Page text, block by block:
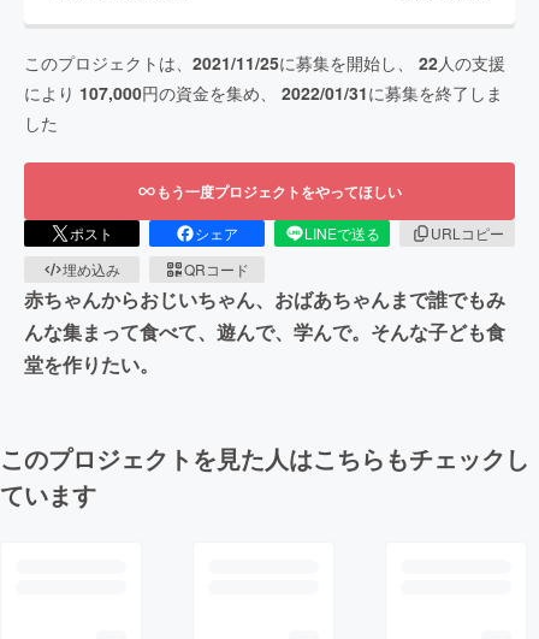
このプロジェクトは、 2021/11/25に募集を開始し、 22人の支援
により 107,000円の資金を集め、 2022/01/31に募集を終了しま
した
もう一度プロジェクトをやってほしい
ポスト シェア LINEで送る
URLコピー
埋め込み
QRコード
赤ちゃんからおじいちゃん、おばあちゃんまで誰でもみ
んな集まって食べて、遊んで、学んで。そんな子ども食
堂を作りたい。
このプロジェクトを見た人はこちらもチェックし
ています